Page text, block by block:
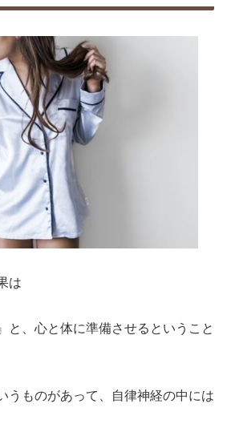
は
』と、心と体に準備させるということ
うものがあって、自律神経の中には